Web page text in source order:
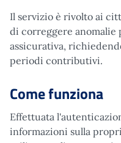
Il servizio è rivolto ai
di correggere anomalie
assicurativa,
periodi contributivi.
Come funziona
Effettuata
informazioni sulla